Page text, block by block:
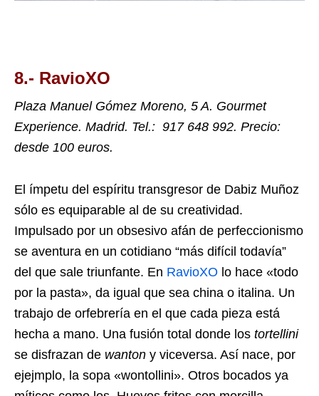
8.- RavioXO
Plaza Manuel Gómez Moreno, 5 A. Gourmet
Experience. Madrid. Tel.: 917 648 992. Precio:
desde 100 euros.
El ímpetu del espíritu transgresor de Dabiz Muñoz
sólo es equiparable al de su creatividad.
Impulsado por un obsesivo afán de perfeccionismo
se aventura en un cotidiano “más difícil todavía”
del que sale triunfante. En RavioXO lo hace «todo
por la pasta», da igual que sea china o italina. Un
trabajo de orfebrería en el que cada pieza está
hecha a mano. Una fusión total donde los tortellini
se disfrazan de wanton y viceversa. Así nace, por
ejejmplo, la sopa «wontollini». Otros bocados ya